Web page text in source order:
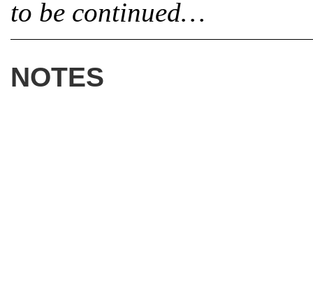
to be continued…
NOTES